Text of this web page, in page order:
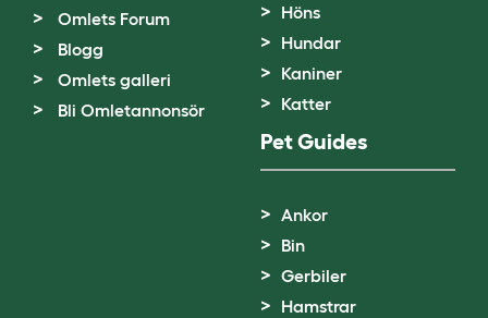
Omlets Forum
Blogg
Omlets galleri
Bli Omletannonsör
Höns
Hundar
Kaniner
Katter
Pet Guides
Ankor
Bin
Gerbiler
Hamstrar